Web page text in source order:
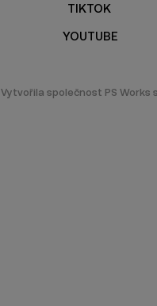
TIKTOK
YOUTUBE
Vytvořila společnost PS Works